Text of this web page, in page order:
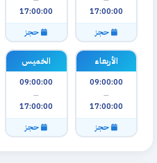
17:00:00
حجز
17:00:00
حجز
الأربعاء
09:00:00
—
17:00:00
حجز
الخميس
09:00:00
—
17:00:00
حجز